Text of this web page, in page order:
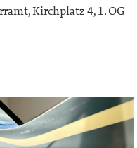
Kirchplatz 4, 1. OG